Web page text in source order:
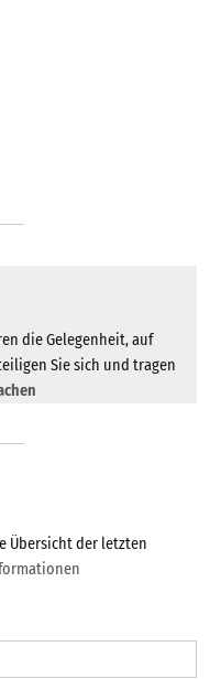
die Gelegenheit, auf
Sie sich und tragen
Übersicht der letzten